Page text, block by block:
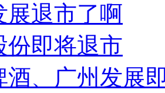
展退市了啊
份即将退市
酒、广州发展